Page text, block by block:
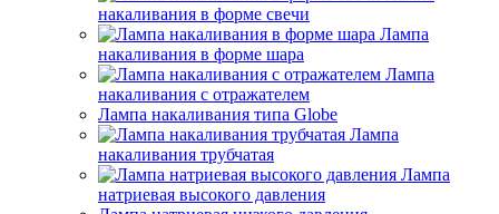
накаливания в форме свечи
Лампа
накаливания в форме шара
Лампа
накаливания с отражателем
Лампа накаливания типа Globe
Лампа
накаливания трубчатая
Лампа
натриевая высокого давления